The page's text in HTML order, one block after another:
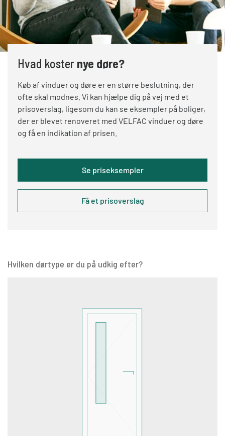
Hvad koster nye døre?
Køb af vinduer og døre er en større beslutning, der
ofte skal modnes. Vi kan hjælpe dig på vej med et
prisoverslag, ligesom du kan se eksempler på boliger,
der er blevet renoveret med VELFAC vinduer og døre
og få en indikation af prisen.
Se priseksempler
Få et prisoverslag
Hvilken dørtype er du på udkig efter?